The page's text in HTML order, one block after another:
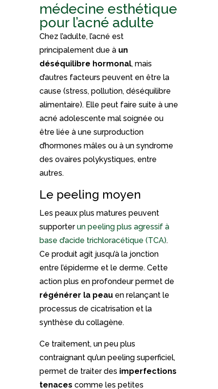
médecine esthétique
pour l’acné adulte
Chez l’adulte, l’acné est
principalement due à un
déséquilibre hormonal, mais
d’autres facteurs peuvent en être la
cause (stress, pollution, déséquilibre
alimentaire). Elle peut faire suite à une
acné adolescente mal soignée ou
être liée à une surproduction
d’hormones mâles ou à un syndrome
des ovaires polykystiques, entre
autres.
Le peeling moyen
Les peaux plus matures peuvent
supporterun peeling plus agressif à
base d’acide trichloracétique (TCA).
Ce produit agit jusqu’à la jonction
entre l’épiderme et le derme. Cette
action plus en profondeur permet de
régénérer la peauen relançant le
processus de cicatrisation et la
synthèse du collagène.
Ce traitement, un peu plus
contraignant qu’un peeling superficiel,
permet de traiter des imperfections
tenaces comme les petites